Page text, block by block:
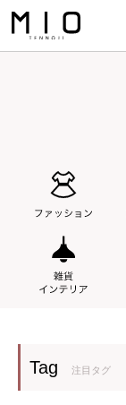
Tag 注目タグ